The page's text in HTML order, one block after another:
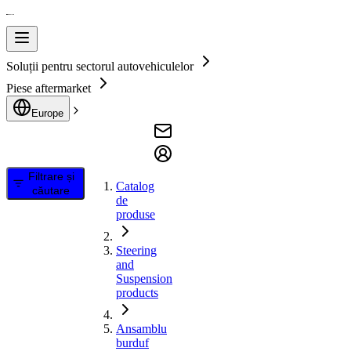
Soluții pentru sectorul autovehiculelor
Piese aftermarket
Europe
Filtrare și
căutare
Catalog
de
produse
Steering
and
Suspension
products
Ansamblu
burduf